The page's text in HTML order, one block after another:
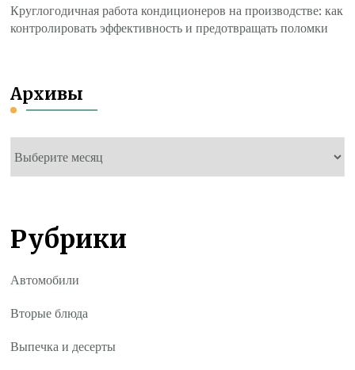
Круглогодичная работа кондиционеров на производстве: как
контролировать эффективность и предотвращать поломки
Архивы
Рубрики
Автомобили
Вторые блюда
Выпечка и десерты